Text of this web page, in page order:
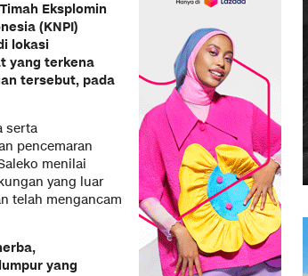
Eksplomin
(KNPI)
lokasi
yang terkena
tersebut, pada
serta
pencemaran
menilai
yang luar
telah mengancam
yang